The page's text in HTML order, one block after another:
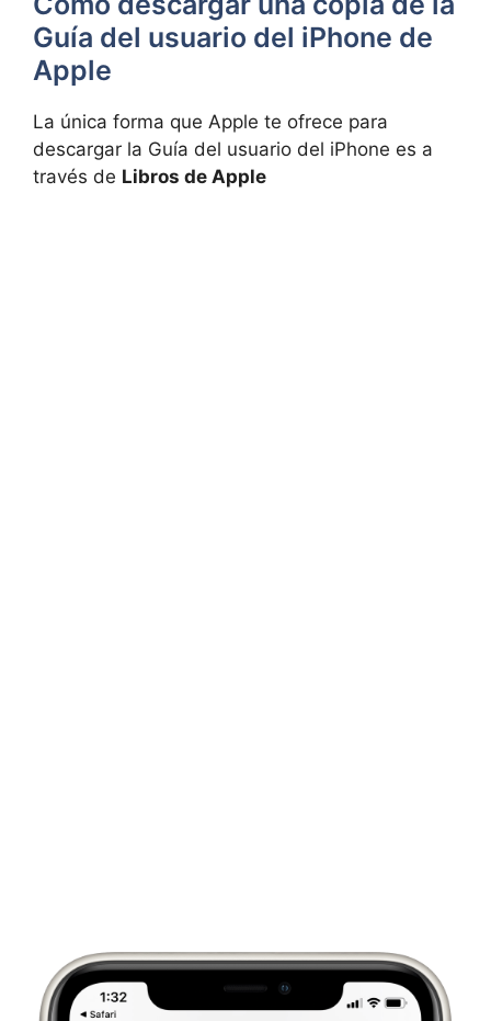
Guía del usuario del iPhone de
Apple
La única forma que Apple te ofrece para
descargar la Guía del usuario del iPhone es a
través de Libros de Apple